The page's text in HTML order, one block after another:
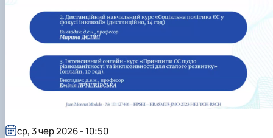
ср, 3 чер 2026 - 10:50